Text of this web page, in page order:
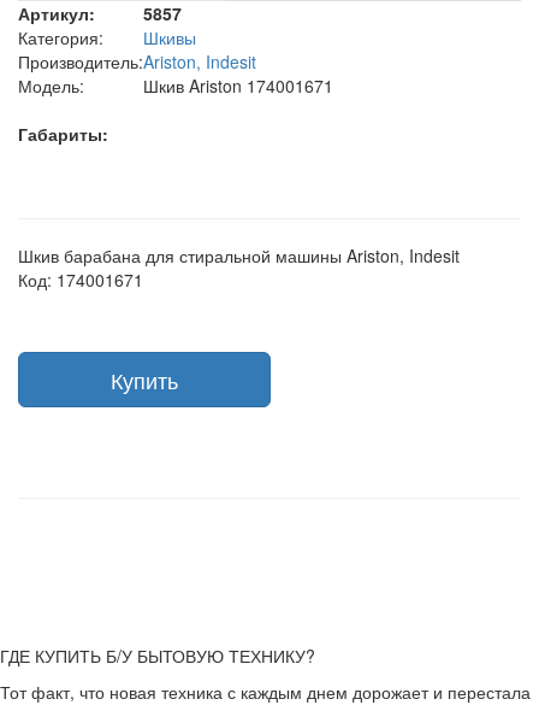
Артикул:
5857
Категория:
Шкивы
Производитель:Ariston, Indesit
Модель:
Шкив Ariston 174001671
Габариты:
Шкив барабана для стиральной машины Ariston, Indesit
Код: 174001671
ГДЕ КУПИТЬ Б/У БЫТОВУЮ ТЕХНИКУ?
Тот факт, что новая техника с каждым днем дорожает и перестала